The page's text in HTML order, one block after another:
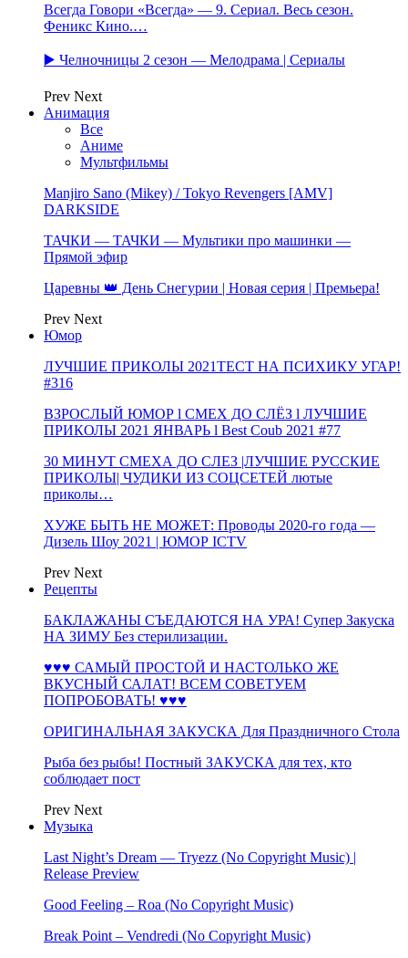
Всегда Говори «Всегда» — 9. Сериал. Весь сезон.
Феникс Кино.…
▶️ Челночницы 2 сезон — Мелодрама | Сериалы
Prev Next
Анимация
Все
Аниме
Мультфильмы
Manjiro Sano (Mikey) / Tokyo Revengers [AMV]
DARKSIDE
ТАЧКИ — ТАЧКИ — Мультики про машинки —
Прямой эфир
Царевны 👑 День Снегурии | Новая серия | Премьера!
Prev Next
Юмор
ЛУЧШИЕ ПРИКОЛЫ 2021ТЕСТ НА ПСИХИКУ УГАР!
#316
ВЗРОСЛЫЙ ЮМОР l СМЕХ ДО СЛЁЗ l ЛУЧШИЕ
ПРИКОЛЫ 2021 ЯНВАРЬ l Best Coub 2021 #77
30 МИНУТ СМЕХА ДО СЛЕЗ |ЛУЧШИЕ РУССКИЕ
ПРИКОЛЫ| ЧУДИКИ ИЗ СОЦСЕТЕЙ лютые
приколы…
ХУЖЕ БЫТЬ НЕ МОЖЕТ: Проводы 2020-го года —
Дизель Шоу 2021 | ЮМОР ICTV
Prev Next
Рецепты
БАКЛАЖАНЫ СЪЕДАЮТСЯ НА УРА! Супер Закуска
НА ЗИМУ Без стерилизации.
♥♥♥ САМЫЙ ПРОСТОЙ И НАСТОЛЬКО ЖЕ
ВКУСНЫЙ САЛАТ! ВСЕМ СОВЕТУЕМ
ПОПРОБОВАТЬ! ♥♥♥
ОРИГИНАЛЬНАЯ ЗАКУСКА Для Праздничного Стола
Рыба без рыбы! Постный ЗАКУСКА для тех, кто
соблюдает пост
Prev Next
Музыка
Last Night’s Dream — Tryezz (No Copyright Music) |
Release Preview
Good Feeling – Roa (No Copyright Music)
Break Point – Vendredi (No Copyright Music)